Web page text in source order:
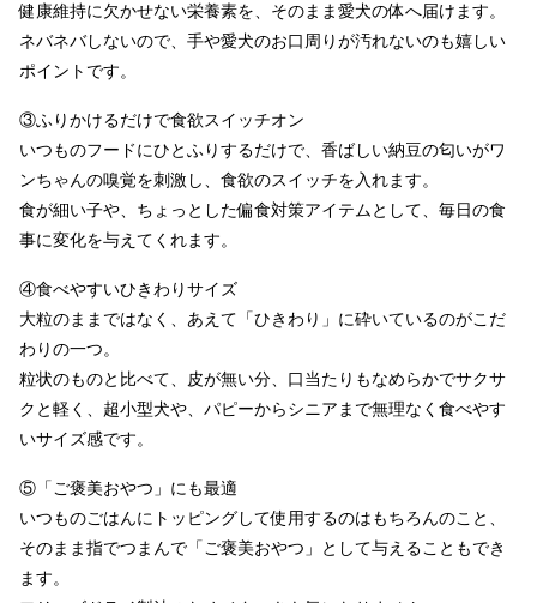
健康維持に欠かせない栄養素を、そのまま愛犬の体へ届けます。
ネバネバしないので、手や愛犬のお口周りが汚れないのも嬉しい
ポイントです。
③ふりかけるだけで食欲スイッチオン
いつものフードにひとふりするだけで、香ばしい納豆の匂いがワ
ンちゃんの嗅覚を刺激し、食欲のスイッチを入れます。
食が細い子や、ちょっとした偏食対策アイテムとして、毎日の食
事に変化を与えてくれます。
④食べやすいひきわりサイズ
大粒のままではなく、あえて「ひきわり」に砕いているのがこだ
わりの一つ。
粒状のものと比べて、皮が無い分、口当たりもなめらかでサクサ
クと軽く、超小型犬や、パピーからシニアまで無理なく食べやす
いサイズ感です。
⑤「ご褒美おやつ」にも最適
いつものごはんにトッピングして使用するのはもちろんのこと、
そのまま指でつまんで「ご褒美おやつ」として与えることもでき
ます。